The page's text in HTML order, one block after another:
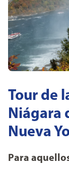
Tour de
Niágara
Nueva
Para